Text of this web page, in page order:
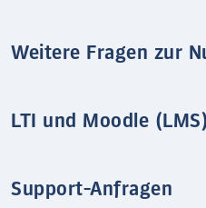
Weitere Fragen zur
LTI und Moodle (LMS)
Support-Anfragen